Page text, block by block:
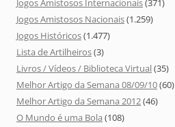
Jogos Amistosos Internacionais(371)
Jogos Amistosos Nacionais(1.259)
Jogos Históricos(1.477)
Lista de Artilheiros(3)
Livros / Vídeos / Biblioteca Virtual(35)
Melhor Artigo da Semana 08/09/10(60)
Melhor Artigo da Semana 2012(46)
O Mundo é uma Bola (108)